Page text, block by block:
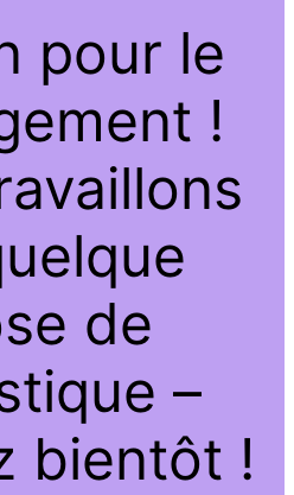
pour le
!
de
–
bientôt !